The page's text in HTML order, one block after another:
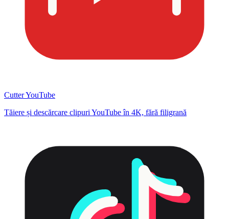
Cutter YouTube
Tăiere și descărcare clipuri YouTube în 4K, fără filigrană